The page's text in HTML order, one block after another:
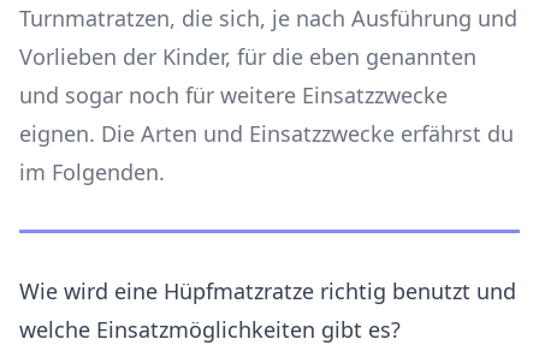
Turnmatratzen, die sich, je nach Ausführung und
Vorlieben der Kinder, für die eben genannten
und sogar noch für weitere Einsatzzwecke
eignen. Die Arten und Einsatzzwecke erfährst du
im Folgenden.
Wie wird eine Hüpfmatzratze richtig benutzt und
welche Einsatzmöglichkeiten gibt es?